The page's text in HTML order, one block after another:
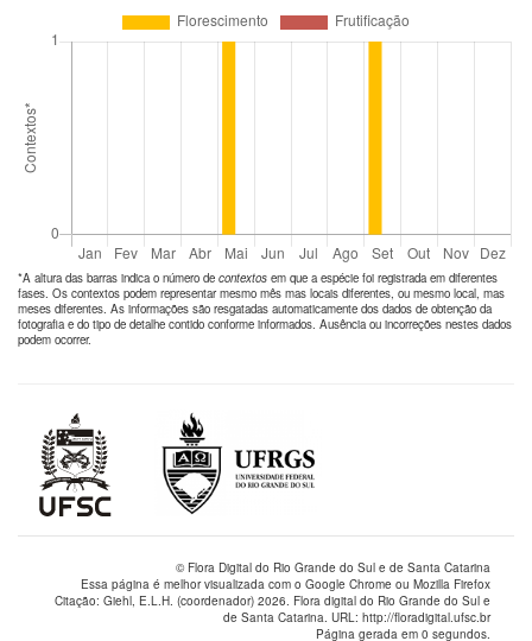
*A altura das barras indica o número de contextos em que a espécie foi registrada em diferentes
fases. Os contextos podem representar mesmo mês mas locais diferentes, ou mesmo local, mas
meses diferentes. As informações são resgatadas automaticamente dos dados de obtenção da
fotografia e do tipo de detalhe contido conforme informados. Ausência ou incorreções nestes dados
podem ocorrer.
© Flora Digital do Rio Grande do Sul e de Santa Catarina
Essa página é melhor visualizada com o Google Chrome ou Mozilla Firefox
Citação: Giehl, E.L.H. (coordenador) 2026. Flora digital do Rio Grande do Sul e
de Santa Catarina. URL: http://floradigital.ufsc.br
Página gerada em 0 segundos.